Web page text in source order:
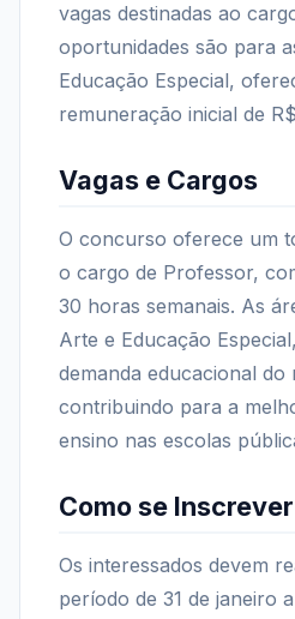
vagas destinadas ao
oportunidades são para
Educação Especial,
remuneração inicial de
Vagas e Cargos
O concurso oferece um
o cargo de Professor,
30 horas semanais. As
Arte e Educação
demanda educacional do
contribuindo para a
ensino nas escolas
Como se Inscrever
Os interessados devem
período de 31 de janeiro